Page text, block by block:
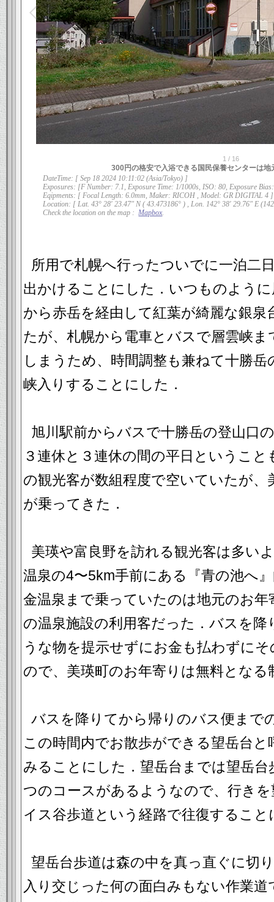
1 / 16
300円の格安で入浴できる国民保養センターは
DateTime: [ Sep 18 2024 10:11:02 (Asia/Tokyo) ]
Exposures: [F Number: 7.1, Exposure Time: 1/1000s, ISO: 80, Exposure
Eqipments: [ Focal Length: 6.0mm, Maker: RICOH , Model: GR DIGITAL 4 ]
Location: [ Lat. 43° 28' 23.47" N ( 43.473186° ) , Lon. 142° 38' 29.76" E
Check the location on the map : Mapbox
所用で札幌へ行ったついでに一泊二
出かけることにした．いつものよう
から赤岳を経由して紅葉が綺麗な銀
たが、札幌から電車とバスで層雲峡
しまうため、時間調整も兼ねて十勝
峡入りすることにした．
旭川駅前からバスで十勝岳の登山口
３連休と３連休の間の平日というこ
の観光客が数組程度で空いていたが、
が乗ってきた．
美瑛や富良野を訪れる観光客は多い
温泉の4〜5km手前にある『青の池へ
金温泉まで乗っていたのは地元のお
の温泉施設の利用客だった．バスを
うな物を提示せずにお金も払わずに
ので、美瑛町のお年寄りは無料とな
バスを降りてから帰りのバス便まで
この時間内でお散歩ができる望岳台
みることにした．望岳台までは望岳
つのコースがあるようなので、行き
イス谷歩道という経路で往復すること
望岳台歩道は森の中を真っ直ぐに切
入り交じった何の面白みもない作業